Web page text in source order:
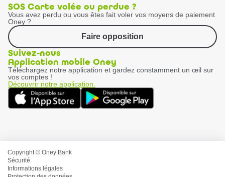
SOS Carte volée ou perdue ?
Vous avez perdu ou vous êtes fait voler vos moyens de paiement
Oney ?
Faire opposition
Suivez-nous
Application mobile Oney
Téléchargez notre application et gardez constamment un œil sur
vos comptes !
Découvrir notre application.
Copyright © Oney Bank
Sécurité
Informations légales